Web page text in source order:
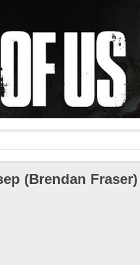
(Brendan Fraser)